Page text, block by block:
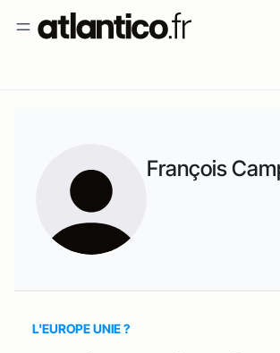
François
L'EUROPE UNIE ?